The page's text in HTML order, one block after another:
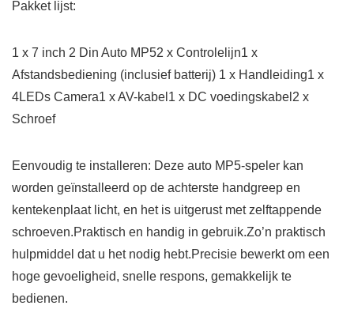
Pakket lijst:
1 x 7 inch 2 Din Auto MP52 x Controlelijn1 x
Afstandsbediening (inclusief batterij) 1 x Handleiding1 x
4LEDs Camera1 x AV-kabel1 x DC voedingskabel2 x
Schroef
Eenvoudig te installeren: Deze auto MP5-speler kan
worden geïnstalleerd op de achterste handgreep en
kentekenplaat licht, en het is uitgerust met zelftappende
schroeven.Praktisch en handig in gebruik.Zo’n praktisch
hulpmiddel dat u het nodig hebt.Precisie bewerkt om een
hoge gevoeligheid, snelle respons, gemakkelijk te
bedienen.